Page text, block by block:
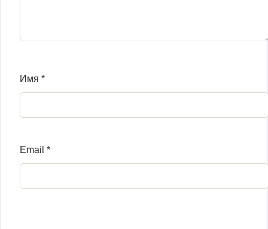
Имя *
Email *